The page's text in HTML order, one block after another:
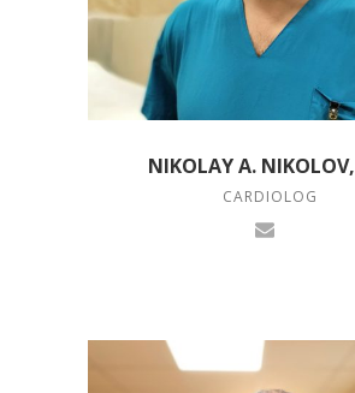
NIKOLAY A.
CARDIOLOG